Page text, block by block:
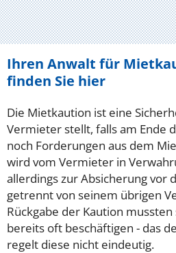
Ihren Anwalt für
finden Sie hier
Die Mietkaution ist eine
Vermieter stellt, falls am Ende
noch Forderungen aus dem
wird vom Vermieter in
allerdings zur Absicherung vor
getrennt von seinem übrigen
Rückgabe der Kaution
bereits oft beschäftigen - das
regelt diese nicht eindeutig.